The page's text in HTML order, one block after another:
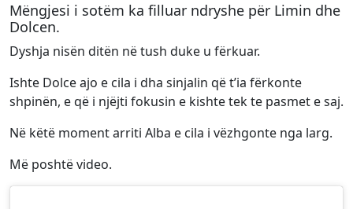
Mëngjesi i sotëm ka filluar ndryshe për Limin dhe
Dolcen.
Dyshja nisën ditën në tush duke u fërkuar.
Ishte Dolce ajo e cila i dha sinjalin që t’ia fërkonte
shpinën, e që i njëjti fokusin e kishte tek te pasmet e saj.
Në këtë moment arriti Alba e cila i vëzhgonte nga larg.
Më poshtë video.